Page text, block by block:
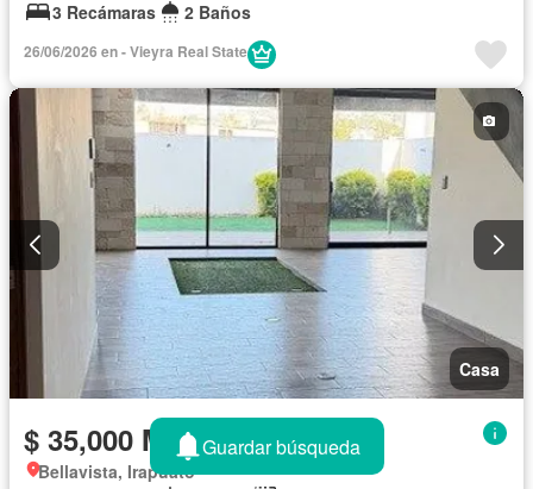
3 Recámaras
2 Baños
26/06/2026 en - Vieyra Real State
Casa
$ 35,000 MXN/mes
Bellavista, Irapuato
Guardar búsqueda